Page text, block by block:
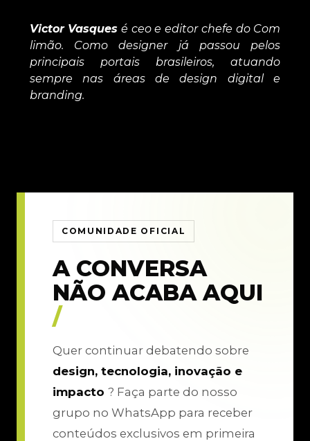
Victor Vasques é ceo e editor chefe do Com
limão. Como designer já passou pelos
principais portais brasileiros, atuando
sempre nas áreas de design digital e
branding.
COMUNIDADE OFICIAL
A CONVERSA
NÃO ACABA AQUI
/
Quer continuar debatendo sobre
design, tecnologia, inovação e
impacto ? Faça parte do nosso
grupo no WhatsApp para receber
conteúdos exclusivos em primeira